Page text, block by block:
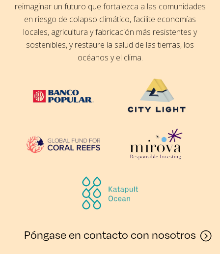
reimaginar un futuro que fortalezca a las comunidades
en riesgo de colapso climático, facilite economías
locales, agricultura y fabricación más resistentes y
sostenibles, y restaure la salud de las tierras, los
océanos y el clima.
Póngase en contacto con nosotros